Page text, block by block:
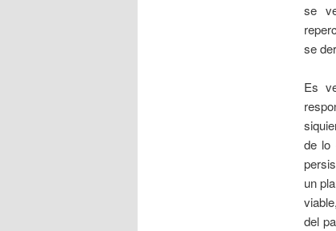
se
se
Es
de lo
un
del